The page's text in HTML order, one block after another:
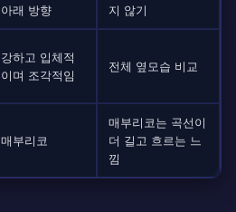
아래 방향
지 않기
강하고 입체적
이며 조각적임
전체 옆모습 비교
매부리코
매부리코는 곡선이
더 길고 흐르는 느
낌